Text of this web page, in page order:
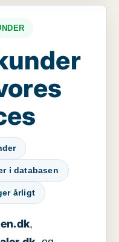
i databasen
årligt
,